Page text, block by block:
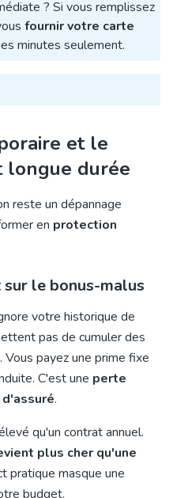
? Si vous remplissez
fournir votre carte
minutes seulement.
et le
longue durée
reste un dépannage
en protection
le bonus-malus
votre historique de
pas de cumuler des
payez une prime fixe
C'est une perte
.
qu'un contrat annuel.
plus cher qu'une
pratique masque une
budget.